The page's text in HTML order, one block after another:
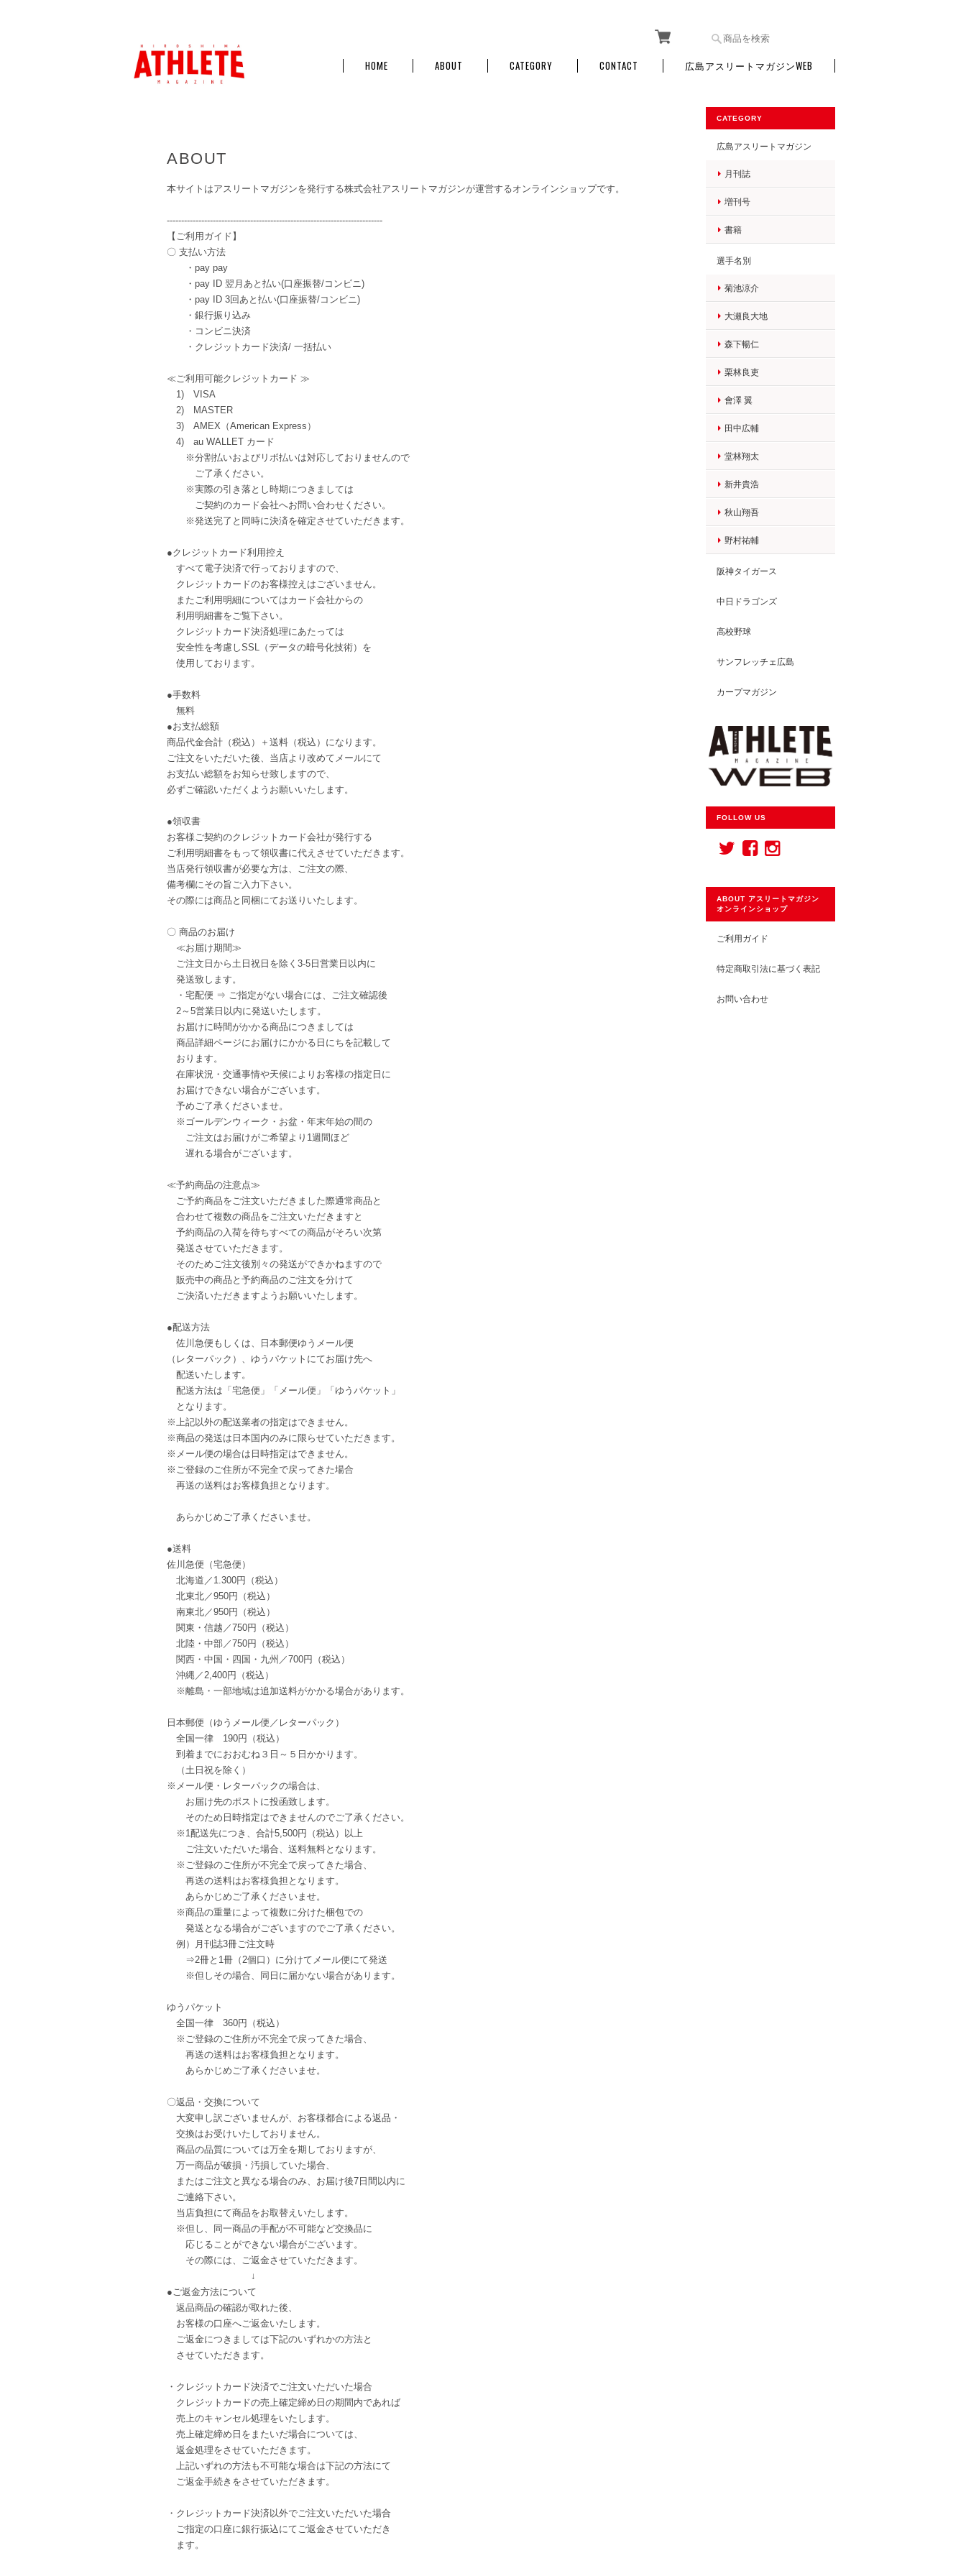
HOME ABOUT CATEGORY CONTACT 広島アスリートマガジンWEB
ABOUT
本サイトはアスリートマガジンを発行する株式会社アスリートマガジンが運営するオンラインショップです。
---------------------------------------------------------------------------
【ご利用ガイド】
〇 支払い方法
・pay pay
・pay ID 翌月あと払い(口座振替/コンビニ)
・pay ID 3回あと払い(口座振替/コンビニ)
・銀行振り込み
・コンビニ決済
・クレジットカード決済/ 一括払い
≪ご利用可能クレジットカード ≫
1) VISA
2) MASTER
3) AMEX（American Express）
4) au WALLET カード
※分割払いおよびリボ払いは対応しておりませんので
ご了承ください。
※実際の引き落とし時期につきましては
ご契約のカード会社へお問い合わせください。
※発送完了と同時に決済を確定させていただきます。
●クレジットカード利用控え
すべて電子決済で行っておりますので、
クレジットカードのお客様控えはございません。
またご利用明細についてはカード会社からの
利用明細書をご覧下さい。
クレジットカード決済処理にあたっては
安全性を考慮しSSL（データの暗号化技術）を
使用しております。
●手数料
無料
●お支払総額
商品代金合計（税込）＋送料（税込）になります。
ご注文をいただいた後、当店より改めてメールにて
お支払い総額をお知らせ致しますので、
必ずご確認いただくようお願いいたします。
●領収書
お客様ご契約のクレジットカード会社が発行する
ご利用明細書をもって領収書に代えさせていただきます。
当店発行領収書が必要な方は、ご注文の際、
備考欄にその旨ご入力下さい。
その際には商品と同梱にてお送りいたします。
〇 商品のお届け
≪お届け期間≫
ご注文日から土日祝日を除く3-5日営業日以内に
発送致します。
・宅配便 ⇒ ご指定がない場合には、ご注文確認後
2～5営業日以内に発送いたします。
お届けに時間がかかる商品につきましては
商品詳細ページにお届けにかかる日にちを記載して
おります。
在庫状況・交通事情や天候によりお客様の指定日に
お届けできない場合がございます。
予めご了承くださいませ。
※ゴールデンウィーク・お盆・年末年始の間の
ご注文はお届けがご希望より1週間ほど
遅れる場合がございます。
≪予約商品の注意点≫
ご予約商品をご注文いただきました際通常商品と
合わせて複数の商品をご注文いただきますと
予約商品の入荷を待ちすべての商品がそろい次第
発送させていただきます。
そのためご注文後別々の発送ができかねますので
販売中の商品と予約商品のご注文を分けて
ご決済いただきますようお願いいたします。
●配送方法
佐川急便もしくは、日本郵便ゆうメール便
（レターパック）、ゆうパケットにてお届け先へ
配送いたします。
配送方法は「宅急便」「メール便」「ゆうパケット」
となります。
※上記以外の配送業者の指定はできません。
※商品の発送は日本国内のみに限らせていただきます。
※メール便の場合は日時指定はできません。
※ご登録のご住所が不完全で戻ってきた場合
再送の送料はお客様負担となります。
あらかじめご了承くださいませ。
●送料
佐川急便（宅急便）
北海道／1.300円（税込）
北東北／950円（税込）
南東北／950円（税込）
関東・信越／750円（税込）
北陸・中部／750円（税込）
関西・中国・四国・九州／700円（税込）
沖縄／2,400円（税込）
※離島・一部地域は追加送料がかかる場合があります。
日本郵便（ゆうメール便／レターパック）
全国一律 190円（税込）
到着までにおおむね３日～５日かかります。
（土日祝を除く）
※メール便・レターパックの場合は、
お届け先のポストに投函致します。
そのため日時指定はできませんのでご了承ください。
※1配送先につき、合計5,500円（税込）以上
ご注文いただいた場合、送料無料となります。
※ご登録のご住所が不完全で戻ってきた場合、
再送の送料はお客様負担となります。
あらかじめご了承くださいませ。
※商品の重量によって複数に分けた梱包での
発送となる場合がございますのでご了承ください。
例）月刊誌3冊ご注文時
⇒2冊と1冊（2個口）に分けてメール便にて発送
※但しその場合、同日に届かない場合があります。
ゆうパケット
全国一律 360円（税込）
※ご登録のご住所が不完全で戻ってきた場合、
再送の送料はお客様負担となります。
あらかじめご了承くださいませ。
〇返品・交換について
大変申し訳ございませんが、お客様都合による返品・
交換はお受けいたしておりません。
商品の品質については万全を期しておりますが、
万一商品が破損・汚損していた場合、
またはご注文と異なる場合のみ、お届け後7日間以内に
ご連絡下さい。
当店負担にて商品をお取替えいたします。
※但し、同一商品の手配が不可能など交換品に
応じることができない場合がございます。
その際には、ご返金させていただきます。
↓
●ご返金方法について
返品商品の確認が取れた後、
お客様の口座へご返金いたします。
ご返金につきましては下記のいずれかの方法と
させていただきます。
・クレジットカード決済でご注文いただいた場合
クレジットカードの売上確定締め日の期間内であれば
売上のキャンセル処理をいたします。
売上確定締め日をまたいだ場合については、
返金処理をさせていただきます。
上記いずれの方法も不可能な場合は下記の方法にて
ご返金手続きをさせていただきます。
・クレジットカード決済以外でご注文いただいた場合
ご指定の口座に銀行振込にてご返金させていただき
ます。
CATEGORY
広島アスリートマガジン
月刊誌
増刊号
書籍
選手名別
菊池涼介
大瀬良大地
森下暢仁
栗林良吏
會澤 翼
田中広輔
堂林翔太
新井貴浩
秋山翔吾
野村祐輔
阪神タイガース
中日ドラゴンズ
高校野球
サンフレッチェ広島
カープマガジン
FOLLOW US
ABOUT アスリートマガジン
オンラインショップ
ご利用ガイド
特定商取引法に基づく表記
お問い合わせ